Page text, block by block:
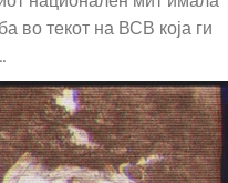
во текот на ВСВ која ги